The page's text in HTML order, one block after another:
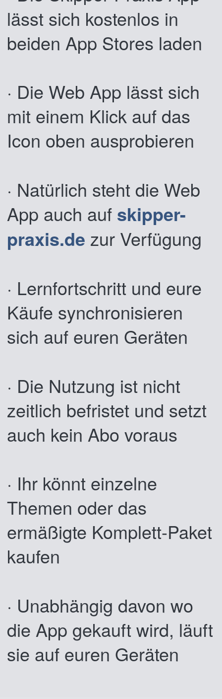
lässt sich kostenlos in
beiden App Stores laden
· Die Web App lässt sich
mit einem Klick auf das
Icon oben ausprobieren
· Natürlich steht die Web
App auch auf skipper-
praxis.de zur Verfügung
· Lernfortschritt und eure
Käufe synchronisieren
sich auf euren Geräten
· Die Nutzung ist nicht
zeitlich befristet und setzt
auch kein Abo voraus
· Ihr könnt einzelne
Themen oder das
ermäßigte Komplett-Paket
kaufen
· Unabhängig davon wo
die App gekauft wird, läuft
sie auf euren Geräten